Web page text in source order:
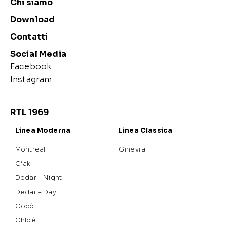
Download
Contatti
Social Media
Facebook
Instagram
RTL 1969
Linea Moderna
Montreal
Ciak
Dedar – Night
Dedar – Day
Cocò
Chloé
Linea Classica
Ginevra